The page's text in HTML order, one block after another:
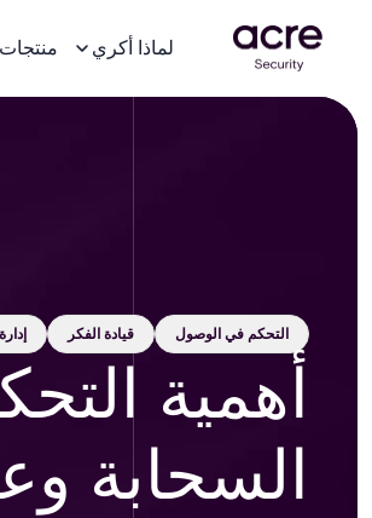
لماذا أكري منتجات
التحكم في الوصول قيادة الفكر
أهمية
السحابة